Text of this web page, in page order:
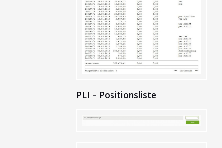
PLI – Positionsliste